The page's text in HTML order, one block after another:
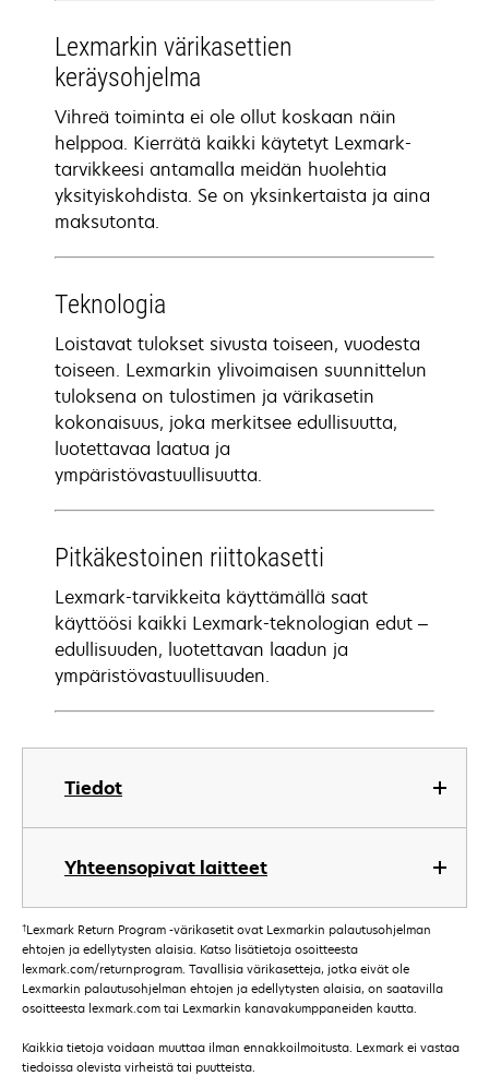
Tiedot
Yhteensopivat laitteet
Lexmarkin värikasettien
keräysohjelma
Vihreä toiminta ei ole ollut koskaan näin
helppoa. Kierrätä kaikki käytetyt Lexmark-
tarvikkeesi antamalla meidän huolehtia
yksityiskohdista. Se on yksinkertaista ja aina
maksutonta.
Teknologia
Loistavat tulokset sivusta toiseen, vuodesta
toiseen. Lexmarkin ylivoimaisen suunnittelun
tuloksena on tulostimen ja värikasetin
kokonaisuus, joka merkitsee edullisuutta,
luotettavaa laatua ja
ympäristövastuullisuutta.
Pitkäkestoinen riittokasetti
Lexmark-tarvikkeita käyttämällä saat
käyttöösi kaikki Lexmark-teknologian edut –
edullisuuden, luotettavan laadun ja
ympäristövastuullisuuden.
†Lexmark Return Program -värikasetit ovat Lexmarkin palautusohjelman
ehtojen ja edellytysten alaisia. Katso lisätietoja osoitteesta
lexmark.com/returnprogram. Tavallisia värikasetteja, jotka eivät ole
Lexmarkin palautusohjelman ehtojen ja edellytysten alaisia, on saatavilla
osoitteesta lexmark.com tai Lexmarkin kanavakumppaneiden kautta.
Kaikkia tietoja voidaan muuttaa ilman ennakkoilmoitusta. Lexmark ei vastaa
tiedoissa olevista virheistä tai puutteista.